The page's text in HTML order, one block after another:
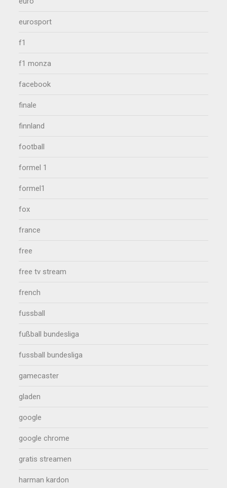
eurosport
f1
f1 monza
facebook
finale
finnland
football
formel 1
formel1
fox
france
free
free tv stream
french
fussball
fußball bundesliga
fussball bundesliga
gamecaster
gladen
google
google chrome
gratis streamen
harman kardon